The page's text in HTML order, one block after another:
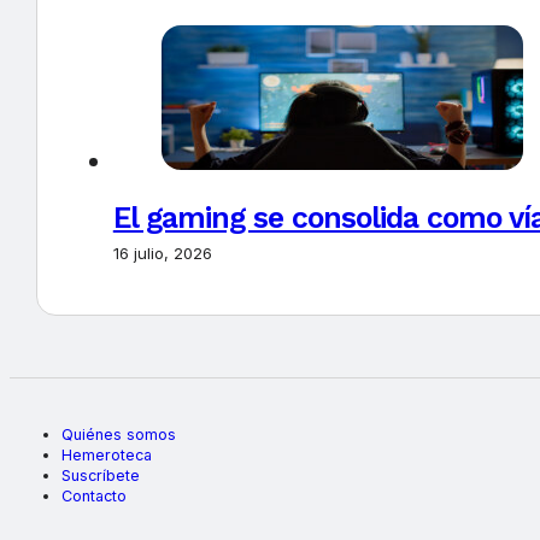
El gaming se consolida como
16 julio, 2026
Quiénes somos
Hemeroteca
Suscríbete
Contacto